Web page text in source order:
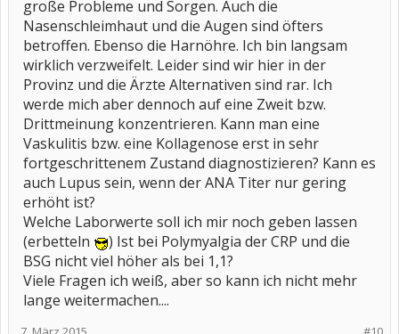
große Probleme und Sorgen. Auch die
Nasenschleimhaut und die Augen sind öfters
betroffen. Ebenso die Harnöhre. Ich bin langsam
wirklich verzweifelt. Leider sind wir hier in der
Provinz und die Ärzte Alternativen sind rar. Ich
werde mich aber dennoch auf eine Zweit bzw.
Drittmeinung konzentrieren. Kann man eine
Vaskulitis bzw. eine Kollagenose erst in sehr
fortgeschrittenem Zustand diagnostizieren? Kann es
auch Lupus sein, wenn der ANA Titer nur gering
erhöht ist?
Welche Laborwerte soll ich mir noch geben lassen
(erbetteln
) Ist bei Polymyalgia der CRP und die
BSG nicht viel höher als bei 1,1?
Viele Fragen ich weiß, aber so kann ich nicht mehr
lange weitermachen....